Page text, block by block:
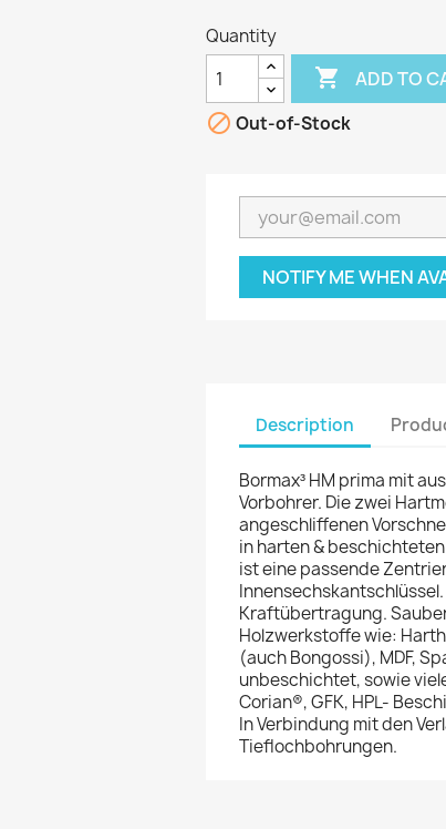
Quantity
 ADD TO
 Out-of-Stock
NOTIFY ME WHEN
Description
Bormax³ HM prima mit
Vorbohrer. Die zwei
angeschliffenen
in harten &
ist eine passende
Kraftübertragung.
Holzwerkstoffe wie:
(auch Bongossi), MDF,
unbeschichtet, sowie
Corian®, GFK, HPL-
In Verbindung mit den
Tieflochbohrungen.